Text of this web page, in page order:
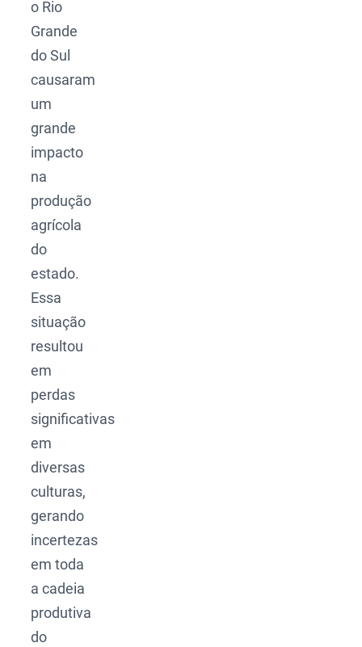
o Rio
Grande
do Sul
causaram
um
grande
impacto
na
produção
agrícola
do
estado.
Essa
situação
resultou
em
perdas
significativas
em
diversas
culturas,
gerando
incertezas
em toda
a cadeia
produtiva
do